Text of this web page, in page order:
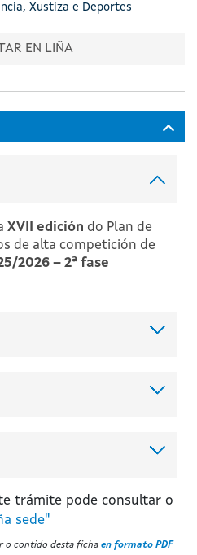
Xustiza e Deportes
EN LIÑA
XVII edición do Plan de
de alta competición de
2026 – 2ª fase
trámite pode consultar o
sede"
o contido desta ficha en formato PDF